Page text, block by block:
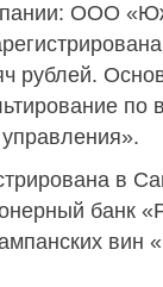
ООО
рублей.
по
в
банк
вин